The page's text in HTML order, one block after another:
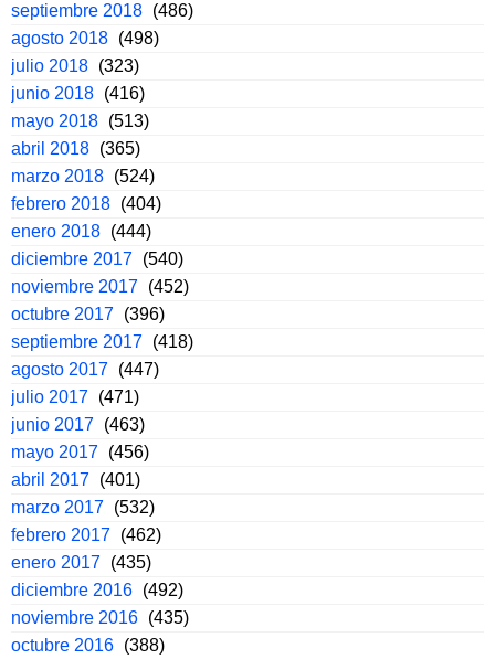
septiembre 2018 (486)
agosto 2018 (498)
julio 2018 (323)
junio 2018 (416)
mayo 2018 (513)
abril 2018 (365)
marzo 2018 (524)
febrero 2018 (404)
enero 2018 (444)
diciembre 2017 (540)
noviembre 2017 (452)
octubre 2017 (396)
septiembre 2017 (418)
agosto 2017 (447)
julio 2017 (471)
junio 2017 (463)
mayo 2017 (456)
abril 2017 (401)
marzo 2017 (532)
febrero 2017 (462)
enero 2017 (435)
diciembre 2016 (492)
noviembre 2016 (435)
octubre 2016 (388)